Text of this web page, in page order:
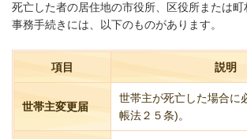
死亡した者の居住地の市役所、区役所または
事務手続きには、以下のものがあります。
項目 説明
世帯主変更届
世帯主が死亡した場合に
帳法２５条)。